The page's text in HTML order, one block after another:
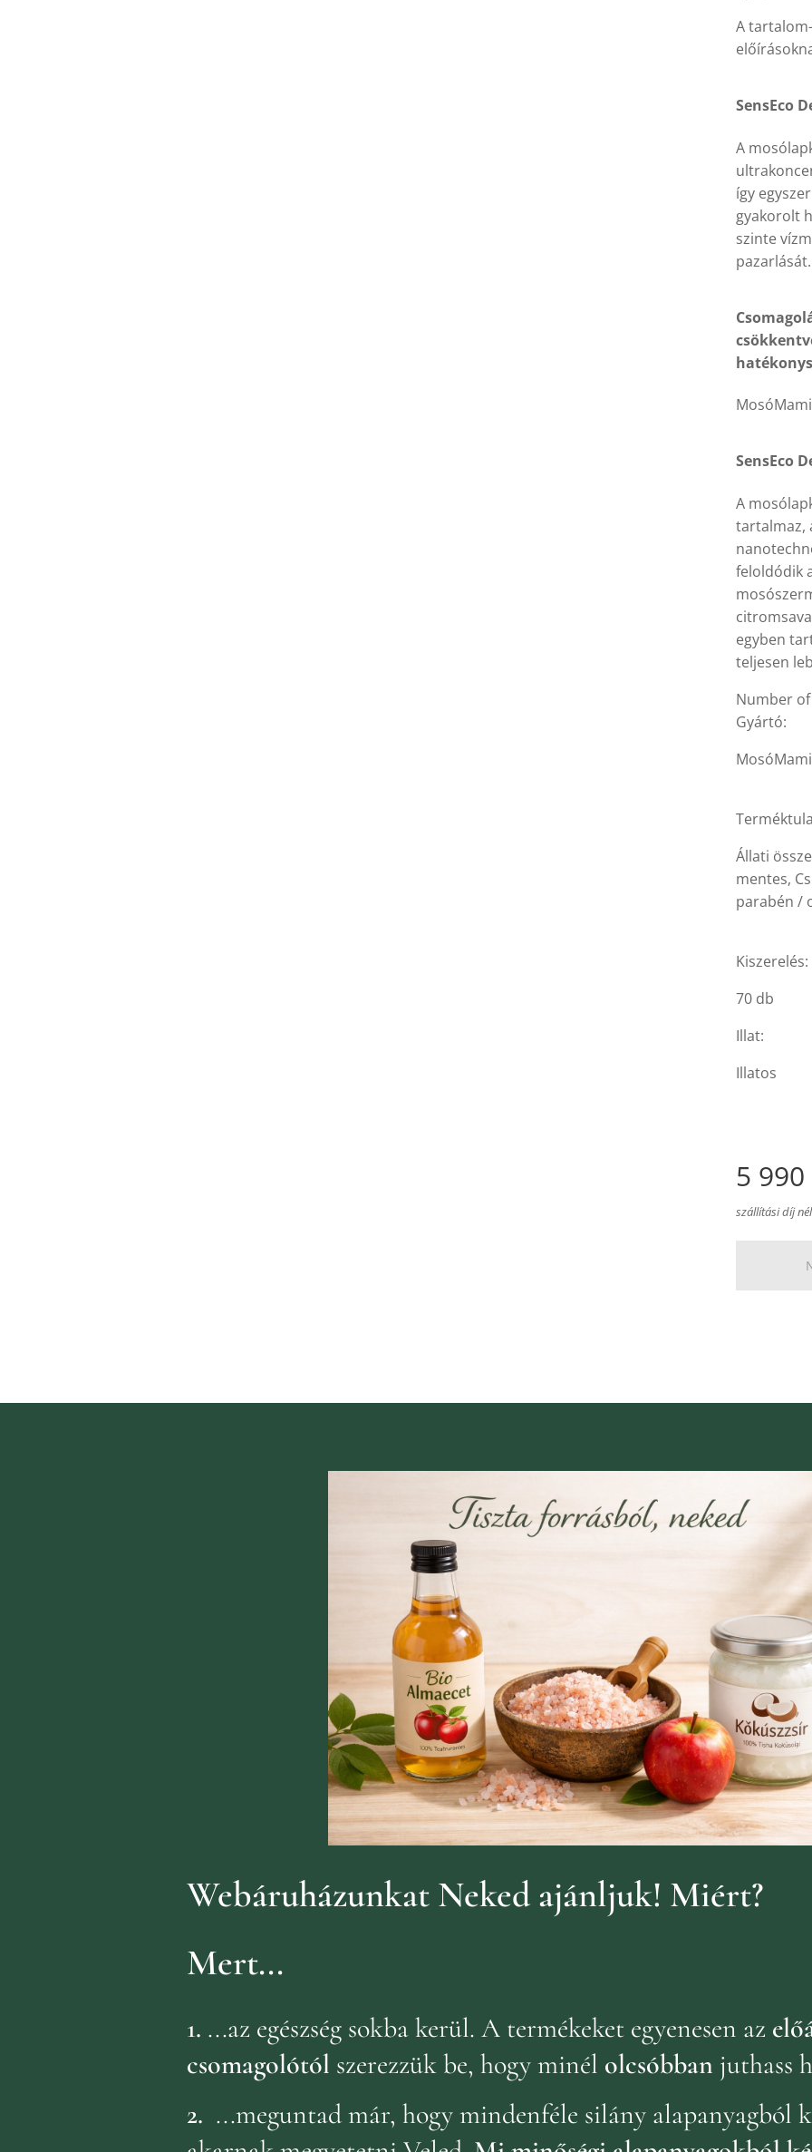
A
SensEco
A
így
gyakorolt
szinte
pazarlását.
MosóMami
SensEco
A
tartalmaz,
feloldódik
egyben
teljesen
Number of
Gyártó:
MosóMami
Állati
mentes,
parabén /
Kiszerelés:
70 db
Illat:
Illatos
5 990
szállítási díj
Webáruházunkat Neked ajánljuk! Miért?
Mert...
1. ...az egészség sokba kerül. A termékeket egyenesen az
csomagolótól szerezzük be, hogy minél olcsóbban juthass
2. ...meguntad már, hogy mindenféle silány alapanyagból